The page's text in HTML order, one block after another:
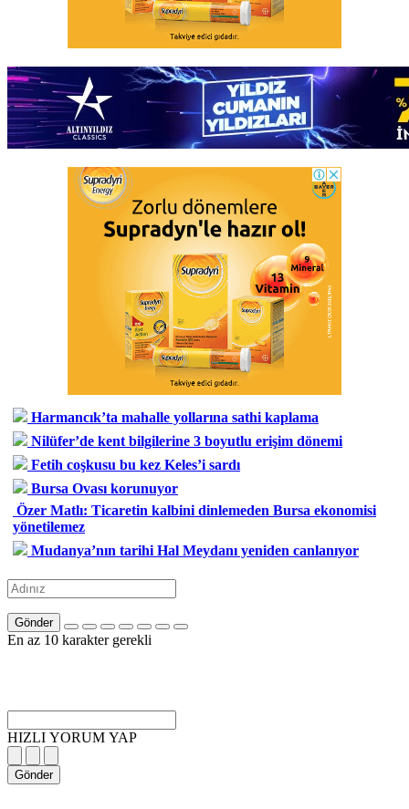
Harmancık’ta mahalle yollarına sathi kaplama
Nilüfer’de kent bilgilerine 3 boyutlu erişim dönemi
Fetih coşkusu bu kez Keles’i sardı
Bursa Ovası korunuyor
Özer Matlı: Ticaretin kalbini dinlemeden Bursa ekonomisi
yönetilemez
Mudanya’nın tarihi Hal Meydanı yeniden canlanıyor
Gönder
En az 10 karakter gerekli
HIZLI YORUM YAP
Gönder